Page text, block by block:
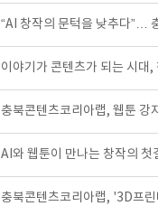
“AI 창작의 문턱을 낮추다”…
이야기가 콘텐츠가 되는 시대
충북콘텐츠코리아랩, 웹툰 강
AI와 웹툰이 만나는 창작의
충북콘텐츠코리아랩, '3D프